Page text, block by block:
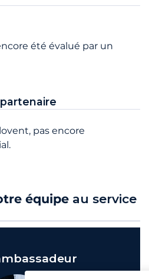
été évalué par un
pas encore
équipe au service